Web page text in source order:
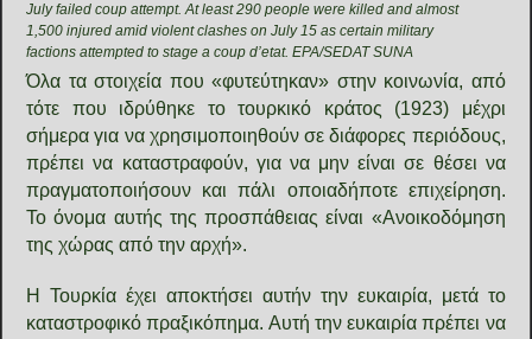
July failed coup attempt. At least 290 people were killed and almost
1,500 injured amid violent clashes on July 15 as certain military
factions attempted to stage a coup d’etat. EPA/SEDAT SUNA
Όλα τα στοιχεία που «φυτεύτηκαν» στην κοινωνία, από
τότε που ιδρύθηκε το τουρκικό κράτος (1923) μέχρι
σήμερα για να χρησιμοποιηθούν σε διάφορες περιόδους,
πρέπει να καταστραφούν, για να μην είναι σε θέσει να
πραγματοποιήσουν και πάλι οποιαδήποτε επιχείρηση.
Το όνομα αυτής της προσπάθειας είναι «Ανοικοδόμηση
της χώρας από την αρχή».
Η Τουρκία έχει αποκτήσει αυτήν την ευκαιρία, μετά το
καταστροφικό πραξικόπημα. Αυτή την ευκαιρία πρέπει να